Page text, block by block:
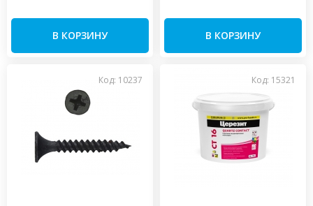
В КОРЗИНУ В КОРЗИНУ
Код: 10237 Код: 15321